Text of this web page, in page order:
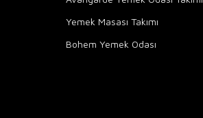
Yemek Masası Takımı
Bohem Yemek Odası